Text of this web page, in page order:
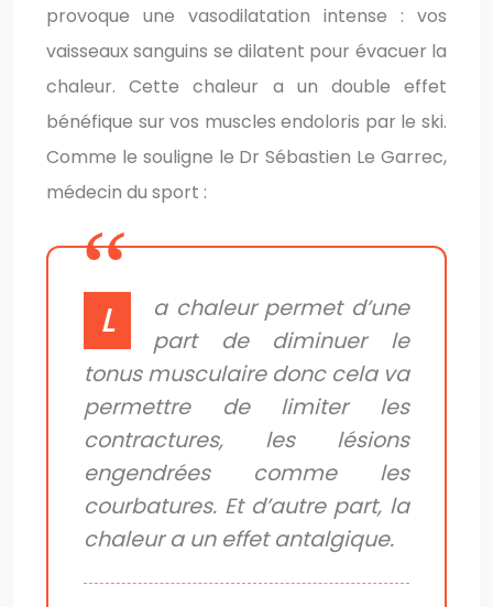
provoque une vasodilatation intense : vos
vaisseaux sanguins se dilatent pour évacuer la
chaleur. Cette chaleur a un double effet
bénéfique sur vos muscles endoloris par le ski.
Comme le souligne le Dr Sébastien Le Garrec,
médecin du sport :
L
a chaleur permet d’une
part de diminuer le
tonus musculaire donc cela va
permettre de limiter les
contractures, les lésions
engendrées comme les
courbatures. Et d’autre part, la
chaleur a un effet antalgique.